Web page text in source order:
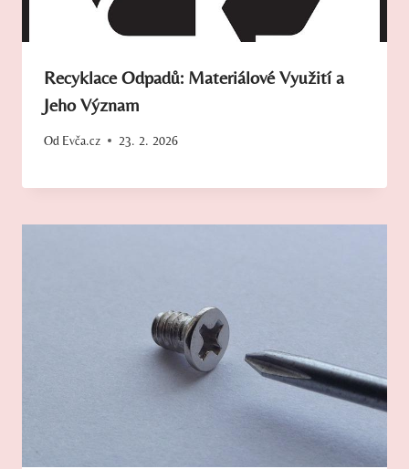
Recyklace Odpadů: Materiálové Využití a
Jeho Význam
Od Evča.cz 23. 2. 2026